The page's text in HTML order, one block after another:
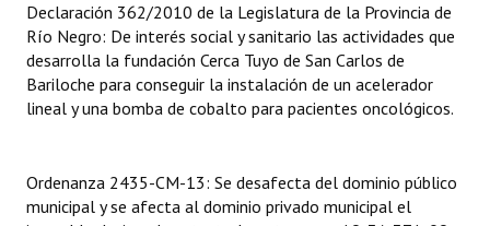
Actas de Sesión
Informes de Unidad Coordinadora
NORMATIVA
Declaración 362/2010 de la Legislatura de la Provincia de
Río Negro: De interés social y sanitario las actividades que
desarrolla la fundación Cerca Tuyo de San Carlos de
Bariloche para conseguir la instalación de un acelerador
lineal y una bomba de cobalto para pacientes oncológicos.
Ordenanza 2435-CM-13: Se desafecta del dominio público
municipal y se afecta al dominio privado municipal el